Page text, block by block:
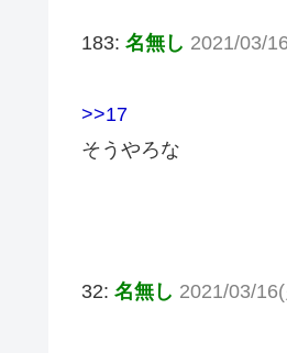
183: 名無し 2021/03/
>>17
そうやろな
32: 名無し 2021/03/